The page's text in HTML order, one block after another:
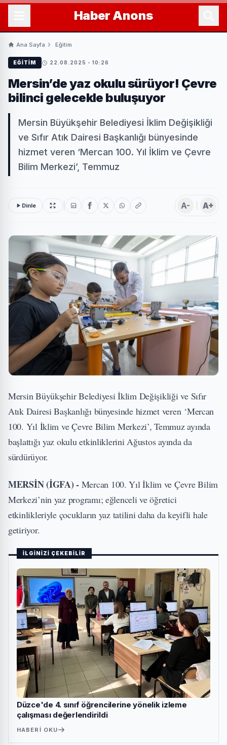
Haber Anons
Ana Sayfa Eğitim
EĞITIM 22.08.2025 - 10:26
Mersin’de yaz okulu sürüyor! Çevre
bilinci gelecekle buluşuyor
Mersin Büyükşehir Belediyesi İklim Değişikliği
ve Sıfır Atık Dairesi Başkanlığı bünyesinde
hizmet veren ‘Mercan 100. Yıl İklim ve Çevre
Bilim Merkezi’, Temmuz
Dinle A- A+
Mersin Büyükşehir Belediyesi İklim Değişikliği ve Sıfır
Atık Dairesi Başkanlığı bünyesinde hizmet veren ‘Mercan
100. Yıl İklim ve Çevre Bilim Merkezi’, Temmuz ayında
başlattığı yaz okulu etkinliklerini Ağustos ayında da
sürdürüyor.
MERSİN (İGFA) - Mercan 100. Yıl İklim ve Çevre Bilim
Merkezi’nin yaz programı; eğlenceli ve öğretici
etkinlikleriyle çocukların yaz tatilini daha da keyifli hale
getiriyor.
İLGİNİZİ ÇEKEBİLİR
Düzce'de 4. sınıf öğrencilerine yönelik izleme
çalışması değerlendirildi
HABERI OKU